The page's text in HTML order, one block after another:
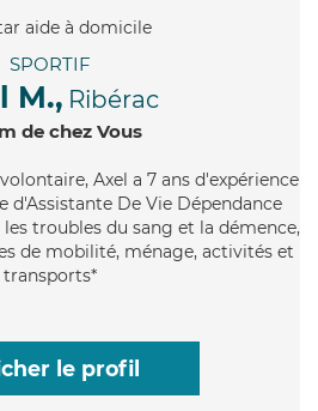
SPORTIF
M., Ribérac
de chez Vous
Axel a 7 ans d'expérience
d'Assistante De Vie Dépendance
troubles du sang et la démence,
de mobilité, ménage, activités et
transports*
le profil